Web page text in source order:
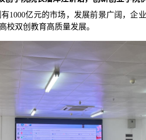
1000亿元的市场，发展前景广阔，企
校双创教育高质量发展。